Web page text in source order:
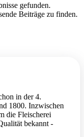
gefunden.
Beiträge zu finden.
in der 4.
1800. Inzwischen
die Fleischerei
bekannt -